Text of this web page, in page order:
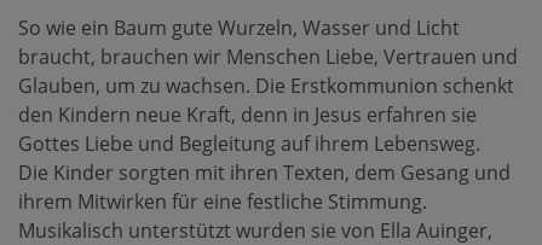
So wie ein Baum gute Wurzeln, Wasser und Licht
braucht, brauchen wir Menschen Liebe, Vertrauen und
Glauben, um zu wachsen. Die Erstkommunion schenkt
den Kindern neue Kraft, denn in Jesus erfahren sie
Gottes Liebe und Begleitung auf ihrem Lebensweg.
Die Kinder sorgten mit ihren Texten, dem Gesang und
ihrem Mitwirken für eine festliche Stimmung.
Musikalisch unterstützt wurden sie von Ella Auinger,